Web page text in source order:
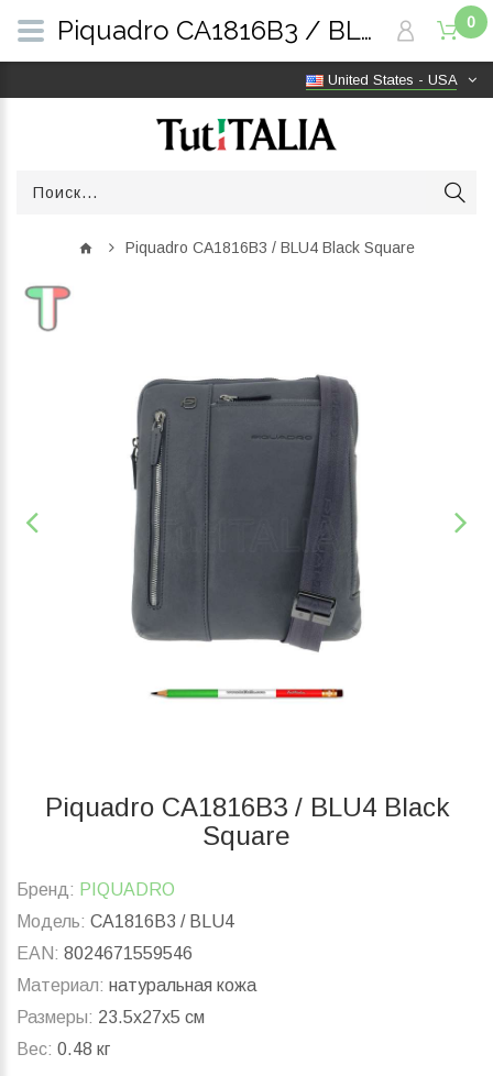
United States - USA
0
Piquadro CA1816B3 / BLU4 Black Square
Piquadro CA1816B3 / BLU4 Black
Square
Бренд: PIQUADRO
Модель: CA1816B3 / BLU4
EAN: 8024671559546
Материал: натуральная кожа
Размеры: 23.5x27x5 см
Вес: 0.48 кг
Piquadro CA1816B3 / BLU4 Black Square | TutITALIA